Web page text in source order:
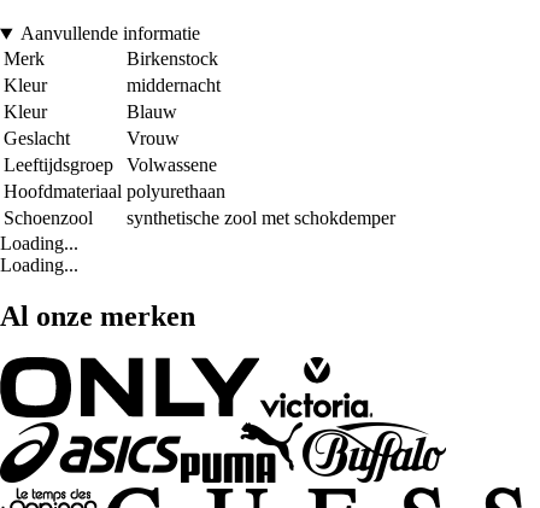
Aanvullende informatie
Merk
Birkenstock
Kleur
middernacht
Kleur
Blauw
Geslacht
Vrouw
Leeftijdsgroep
Volwassene
Hoofdmateriaal polyurethaan
Schoenzool
synthetische zool met schokdemper
Loading...
Loading...
Al onze merken